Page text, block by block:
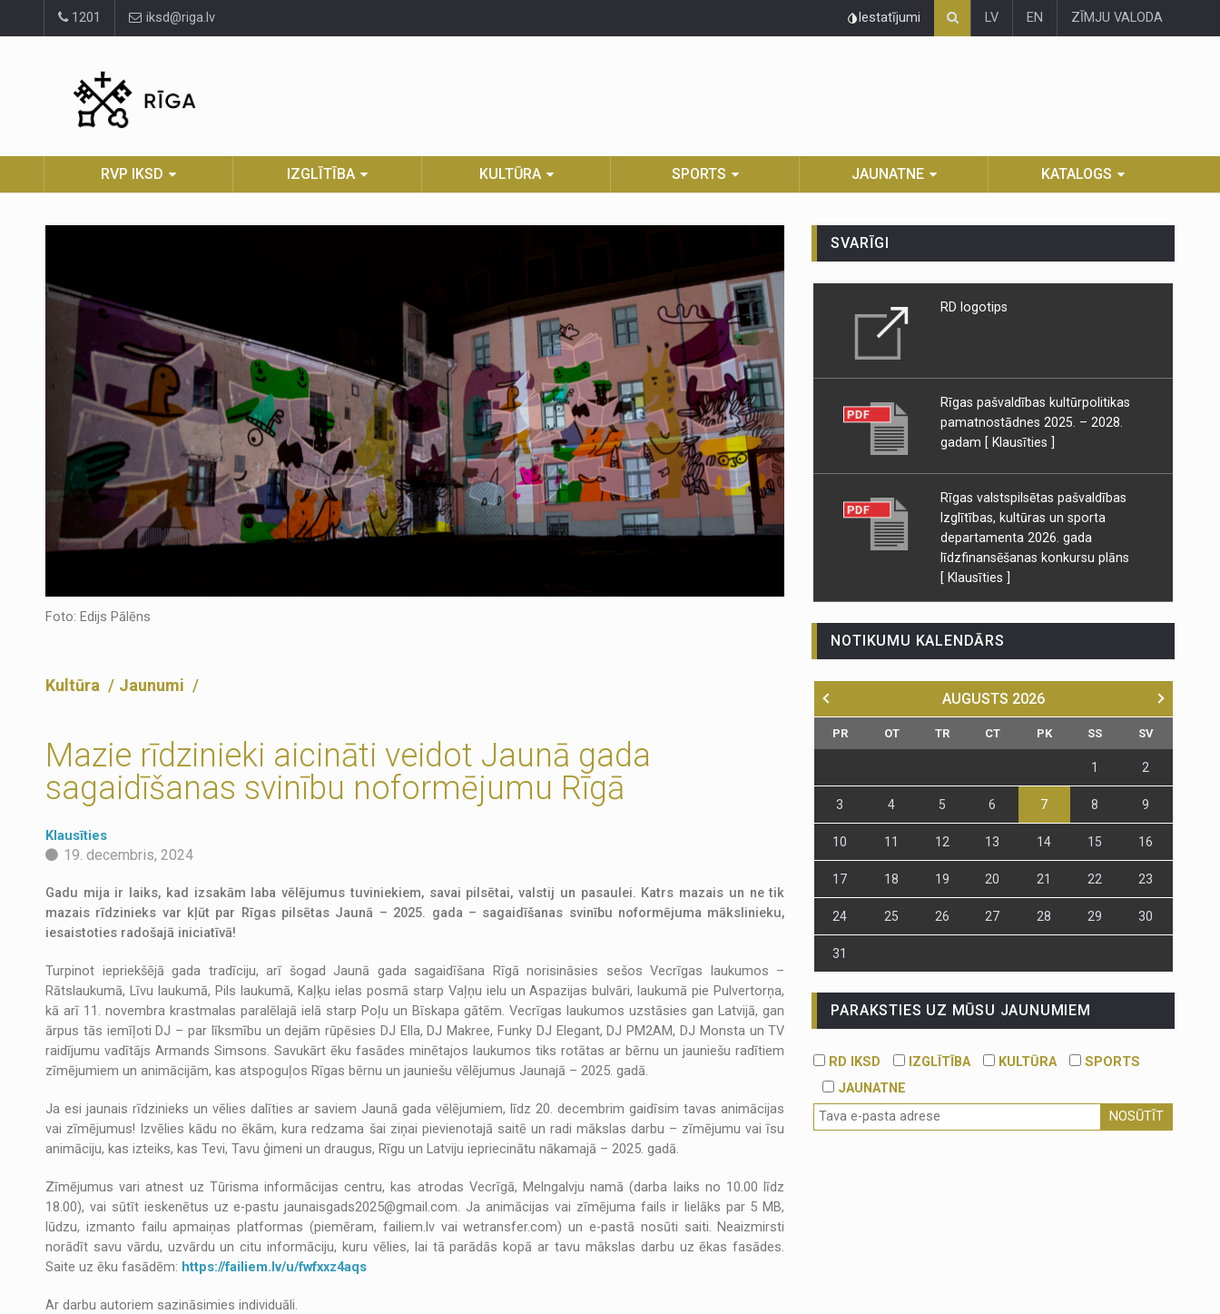
1201 iksd@riga.lv Iestatījumi LV EN ZĪMJU VALODA
RVP IKSD IZGLĪTĪBA KULTŪRA SPORTS JAUNATNE KATALOGS
Foto: Edijs Pālēns
Kultūra Jaunumi
Mazie rīdzinieki aicināti veidot Jaunā gada
sagaidīšanas svinību noformējumu Rīgā
Klausīties
19. decembris, 2024
Gadu mija ir laiks, kad izsakām laba vēlējumus tuviniekiem, savai pilsētai, valstij un pasaulei. Katrs mazais un ne tik
mazais rīdzinieks var kļūt par Rīgas pilsētas Jaunā – 2025. gada – sagaidīšanas svinību noformējuma mākslinieku,
iesaistoties radošajā iniciatīvā!
Turpinot iepriekšējā gada tradīciju, arī šogad Jaunā gada sagaidīšana Rīgā norisināsies sešos Vecrīgas laukumos –
Rātslaukumā, Līvu laukumā, Pils laukumā, Kaļķu ielas posmā starp Vaļņu ielu un Aspazijas bulvāri, laukumā pie Pulvertorņa,
kā arī 11. novembra krastmalas paralēlajā ielā starp Poļu un Bīskapa gātēm. Vecrīgas laukumos uzstāsies gan Latvijā, gan
ārpus tās iemīļoti DJ – par līksmību un dejām rūpēsies DJ Ella, DJ Makree, Funky DJ Elegant, DJ PM2AM, DJ Monsta un TV
raidījumu vadītājs Armands Simsons. Savukārt ēku fasādes minētajos laukumos tiks rotātas ar bērnu un jauniešu radītiem
zīmējumiem un animācijām, kas atspoguļos Rīgas bērnu un jauniešu vēlējumus Jaunajā – 2025. gadā.
Ja esi jaunais rīdzinieks un vēlies dalīties ar saviem Jaunā gada vēlējumiem, līdz 20. decembrim gaidīsim tavas animācijas
vai zīmējumus! Izvēlies kādu no ēkām, kura redzama šai ziņai pievienotajā saitē un radi mākslas darbu – zīmējumu vai īsu
animāciju, kas izteiks, kas Tevi, Tavu ģimeni un draugus, Rīgu un Latviju iepriecinātu nākamajā – 2025. gadā.
Zīmējumus vari atnest uz Tūrisma informācijas centru, kas atrodas Vecrīgā, Melngalvju namā (darba laiks no 10.00 līdz
18.00), vai sūtīt ieskenētus uz e-pastu jaunaisgads2025@gmail.com. Ja animācijas vai zīmējuma fails ir lielāks par 5 MB,
lūdzu, izmanto failu apmaiņas platformas (piemēram, failiem.lv vai wetransfer.com) un e-pastā nosūti saiti. Neaizmirsti
norādīt savu vārdu, uzvārdu un citu informāciju, kuru vēlies, lai tā parādās kopā ar tavu mākslas darbu uz ēkas fasādes.
Saite uz ēku fasādēm: https://failiem.lv/u/fwfxxz4aqs
Ar darbu autoriem sazināsimies individuāli.
SVARĪGI
RD logotips
Rīgas pašvaldības kultūrpolitikas
pamatnostādnes 2025. – 2028.
gadam [ Klausīties ]
Rīgas valstspilsētas pašvaldības
Izglītības, kultūras un sporta
departamenta 2026. gada
līdzfinansēšanas konkursu plāns
[ Klausīties ]
NOTIKUMU KALENDĀRS
AUGUSTS 2026
PR OT TR CT PK SS SV
1 2
3 4 5 6 7 8 9
10 11 12 13 14 15 16
17 18 19 20 21 22 23
24 25 26 27 28 29 30
31
PARAKSTIES UZ MŪSU JAUNUMIEM
RD IKSD IZGLĪTĪBA KULTŪRA
SPORTS
JAUNATNE
NOSŪTĪT